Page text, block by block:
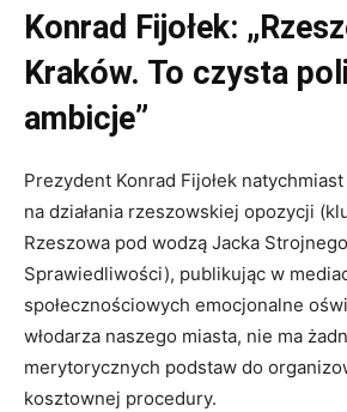
Konrad Fijołek:
Kraków. To czysta
ambicje”
Prezydent Konrad Fijołek
na działania rzeszowskiej opozycji
Rzeszowa pod wodzą Jacka
Sprawiedliwości), publikując w
społecznościowych emocjonalne
włodarza naszego miasta, nie ma
merytorycznych podstaw do
kosztownej procedury.